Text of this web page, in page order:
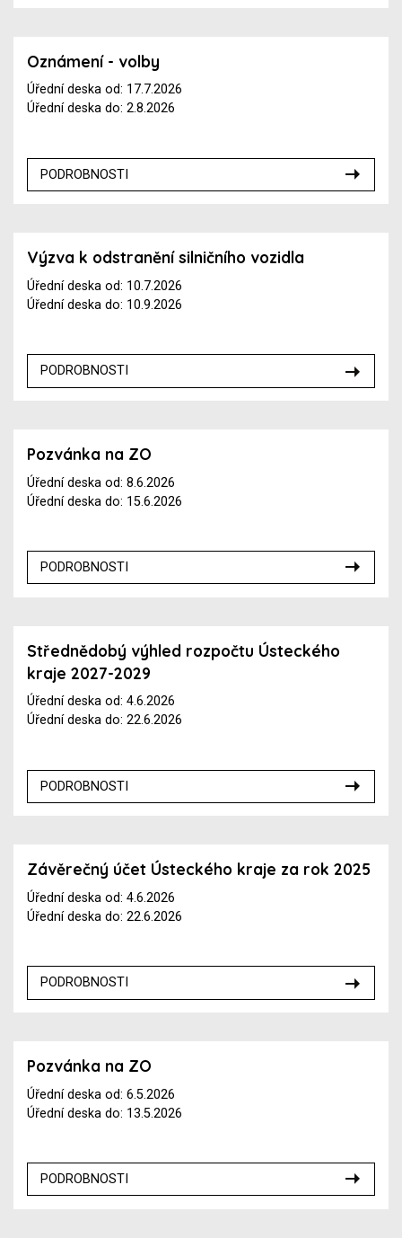
Oznámení - volby
Úřední deska od: 17.7.2026
Úřední deska do: 2.8.2026
PODROBNOSTI
Výzva k odstranění silničního vozidla
Úřední deska od: 10.7.2026
Úřední deska do: 10.9.2026
PODROBNOSTI
Pozvánka na ZO
Úřední deska od: 8.6.2026
Úřední deska do: 15.6.2026
PODROBNOSTI
Střednědobý výhled rozpočtu Ústeckého
kraje 2027-2029
Úřední deska od: 4.6.2026
Úřední deska do: 22.6.2026
PODROBNOSTI
Závěrečný účet Ústeckého kraje za rok 2025
Úřední deska od: 4.6.2026
Úřední deska do: 22.6.2026
PODROBNOSTI
Pozvánka na ZO
Úřední deska od: 6.5.2026
Úřední deska do: 13.5.2026
PODROBNOSTI